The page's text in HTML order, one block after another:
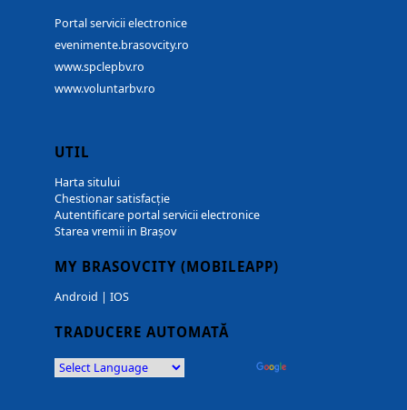
Portal servicii electronice
evenimente.brasovcity.ro
www.spclepbv.ro
www.voluntarbv.ro
UTIL
Harta sitului
Chestionar satisfacție
Autentificare portal servicii electronice
Starea vremii in Brașov
MY BRASOVCITY (MOBILEAPP)
Android | IOS
TRADUCERE AUTOMATĂ